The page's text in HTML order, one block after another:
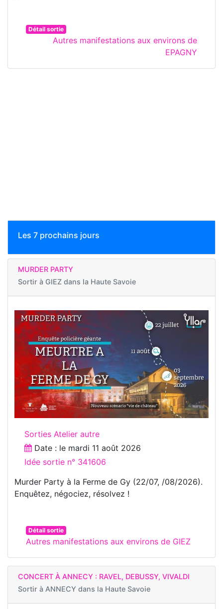
Détail sortie
Autres manifestations aux environs de
EPAGNY
Les 7 prochains jours
MURDER PARTY
Sortir à GIEZ dans la Haute Savoie
Sorties Atelier autre
Date : le mardi 11 août 2026
Idée sortie n° 341606
Murder Party à la Ferme de Gy (22/07, /08/2026).
Enquêtez, négociez, résolvez !
Détail sortie
Autres manifestations aux environs de GIEZ
CONCERT À ANNECY : RAVEL, DEBUSSY, VIVALDI
Sortir à ANNECY dans la Haute Savoie